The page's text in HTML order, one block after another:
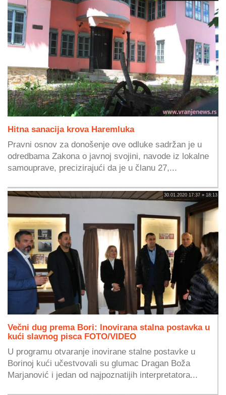
Hitna sanacija krova Haremluka
Pravni osnov za donošenje ove odluke sadržan je u
odredbama Zakona o javnoj svojini, navode iz lokalne
samouprave, precizirajući da je u članu 27,...
30.01.2020 17:37 » 18:13
Večni dug prema Bori: Inovirana stalna postavka u
kući slavnog pisca FOTO/VIDEO
U programu otvaranje inovirane stalne postavke u
Borinoj kući učestvovali su glumac Dragan Boža
Marjanović i jedan od najpoznatijih interpretatora...